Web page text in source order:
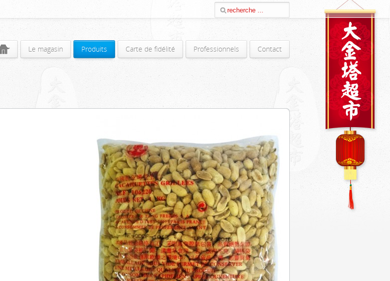
Le magasin Produits Carte de fidélité Professionnels Contact